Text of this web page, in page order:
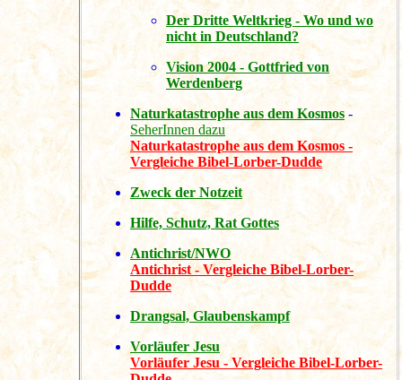
Der Dritte Weltkrieg - Wo und wo
nicht in Deutschland?
Vision 2004 - Gottfried von
Werdenberg
Naturkatastrophe aus dem Kosmos -
SeherInnen dazu
Naturkatastrophe aus dem Kosmos -
Vergleiche Bibel-Lorber-Dudde
Zweck der Notzeit
Hilfe, Schutz, Rat Gottes
Antichrist/NWO
Antichrist - Vergleiche Bibel-Lorber-
Dudde
Drangsal, Glaubenskampf
Vorläufer Jesu
Vorläufer Jesu - Vergleiche Bibel-Lorber-